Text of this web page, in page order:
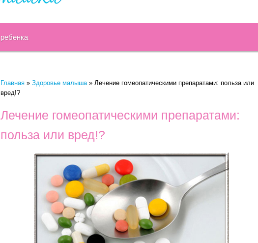
Главная »Здоровье малыша»Лечение гомеопатическими препаратами: польза или
вред!?
Лечение гомеопатическими препаратами:
польза или вред!?